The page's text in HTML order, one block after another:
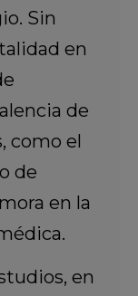
Sin
en
de
como el
de
en la
en